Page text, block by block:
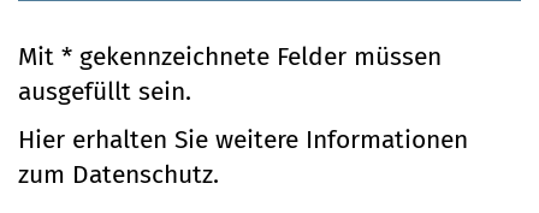
Mit * gekennzeichnete Felder müssen
ausgefüllt sein.
Hier erhalten Sie weitere Informationen
zum Datenschutz.